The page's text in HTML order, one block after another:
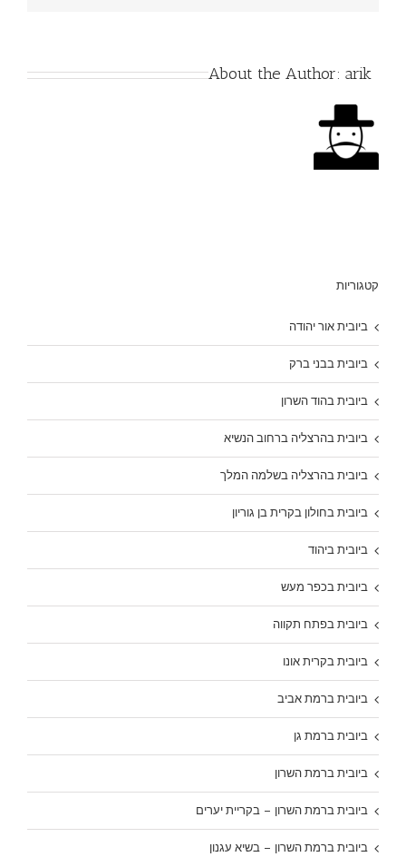
About the Author: arik
קטגוריות
ביובית אור יהודה
ביובית בבני ברק
ביובית בהוד השרון
ביובית בהרצליה ברחוב הנשיא
ביובית בהרצליה בשלמה המלך
ביובית בחולון בקרית בן גוריון
ביובית ביהוד
ביובית בכפר מעש
ביובית בפתח תקווה
ביובית בקרית אונו
ביובית ברמת אביב
ביובית ברמת גן
ביובית ברמת השרון
ביובית ברמת השרון – בקריית יערים
ביובית ברמת השרון – בשיא עגנון